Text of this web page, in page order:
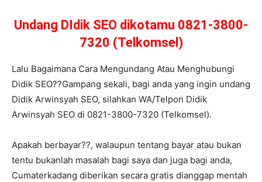
Undang DIdik SEO dikotamu 0821-3800-
7320 (Telkomsel)
Lalu Bagaimana Cara Mengundang Atau Menghubungi
Didik SEO??Gampang sekali, bagi anda yang ingin undang
Didik Arwinsyah SEO, silahkan WA/Telpon Didik
Arwinsyah SEO di 0821-3800-7320 (Telkomsel).
Apakah berbayar??, walaupun tentang bayar atau bukan
tentu bukanlah masalah bagi saya dan juga bagi anda,
Cumaterkadang diberikan secara gratis dianggap mentah